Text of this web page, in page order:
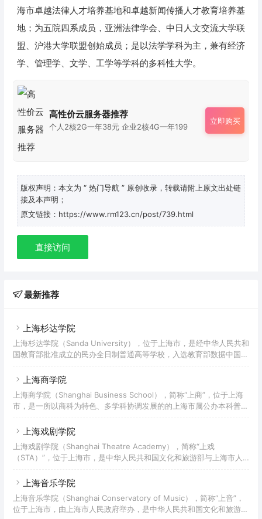
海市卓越法律人才培养基地和卓越新闻传播人才教育培养基
地；为五院四系成员，亚洲法律学会、中日人文交流大学联
盟、沪港大学联盟创始成员；是以法学学科为主，兼有经济
学、管理学、文学、工学等学科的多科性大学。
高性价云服务器推荐
个人2核2G一年38元 企业2核4G一年199
立即购买
版权声明：本文为 “ 热门导航 ” 原创收录，转载请附上原文出处链
接及本声明；
原文链接：https://www.rm123.cn/post/739.html
直接访问
最新推荐
上海杉达学院
上海杉达学院（Sanda University），位于上海市，是经中华人民共和
国教育部批准成立的民办全日制普通高等学校，入选教育部数据中国
试点院校、上海市实施现代大学制度建设首批试点高校、上海市新增硕
位、全国非营利性民办高校联盟发起及成员单位。
上海商学院
上海商学院（Shanghai Business School），简称“上商”，位于上海
市，是一所以商科为特色、多学科协调发展的的上海市属公办本科普通
与实践项目、教育部产学合作协同育人项目、国家级大学生创新创业训
用标杆培育校、首批上海高等学校一流本科建设引领计划、上海市级新
工科研究与改革实践项目，为全国应用技术大学（学院）联盟应用商科
上海戏剧学院
上海戏剧学院（Shanghai Theatre Academy），简称“上戏
（STA）”，位于上海市，是中华人民共和国文化和旅游部与上海市人
目、国家“特色重点学科项目”建设高校、国家级大学生创新创业训练计
育引领计划、上海市外国留学生政府奖学金院校。该校为世界戏剧院校
联盟、ITI/UNESCO国际表演艺术高等院校联盟成员 。
上海音乐学院
上海音乐学院（Shanghai Conservatory of Music），简称“上音”，
位于上海市，由上海市人民政府举办，是中华人民共和国文化和旅游部